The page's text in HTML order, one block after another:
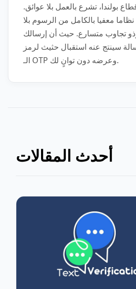
بولندا، تشرع بالعمل بلا عوائق.
معفيا بالكامل من الرسوم بلا
تجاوب متسارع. حيث أن إرسالك
سينتج عنه استقبال حثيث لرمز
الـ OTP وعرضه دون توانٍ لك.
أحدث المقالات